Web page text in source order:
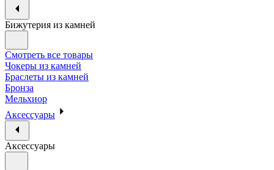
Бижутерия из камней
Смотреть все товары
Чокеры из камней
Браслеты из камней
Бронза
Мельхиор
Аксессуары
Аксессуары